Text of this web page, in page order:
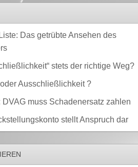
Das getrübte Ansehen des
stets der richtige Weg?
Ausschließlichkeit ?
DVAG muss Schadenersatz zahlen
stellt Anspruch dar